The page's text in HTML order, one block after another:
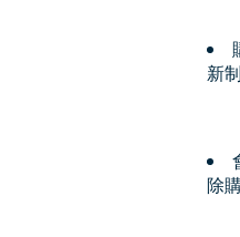
新
除